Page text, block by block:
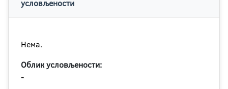
условљености
Нема.
Облик условљености:
-